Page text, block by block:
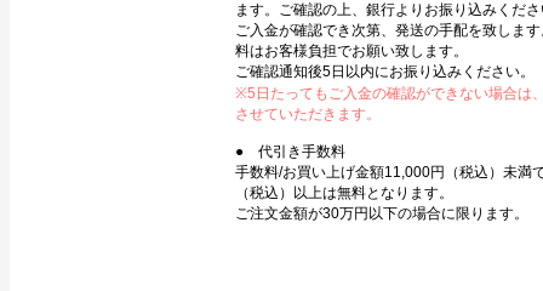
ます。ご確認の上、銀行よりお振り込みくだ
ご入金が確認でき次第、発送の手配を致しま
料はお客様負担でお願い致します。
ご確認通知後5日以内にお振り込みください。
※5日たってもご入金の確認ができない場合は
させていただきます。
● 代引き手数料
手数料/お買い上げ金額11,000円（税込）未満
（税込）以上は無料となります。
ご注文金額が30万円以下の場合に限ります。